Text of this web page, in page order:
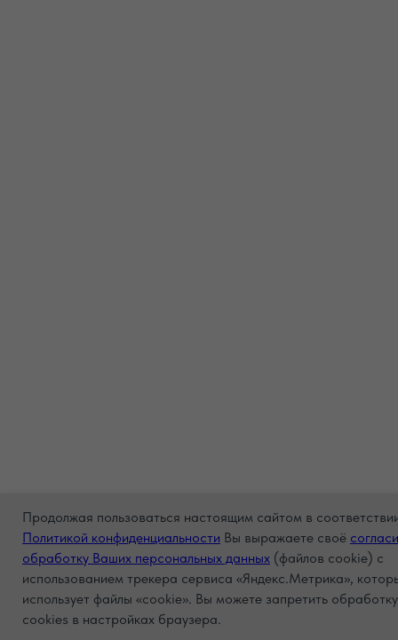
связь с администратором
Продолжая пользоваться настоящим сайтом в
Политикой конфиденциальности Вы выражаете своё
обработку Ваших персональных данных (файлов cookie) с
использованием трекера сервиса «Яндекс.Метрика»,
использует файлы «cookie». Вы можете запретить обработку
cookies в настройках браузера.